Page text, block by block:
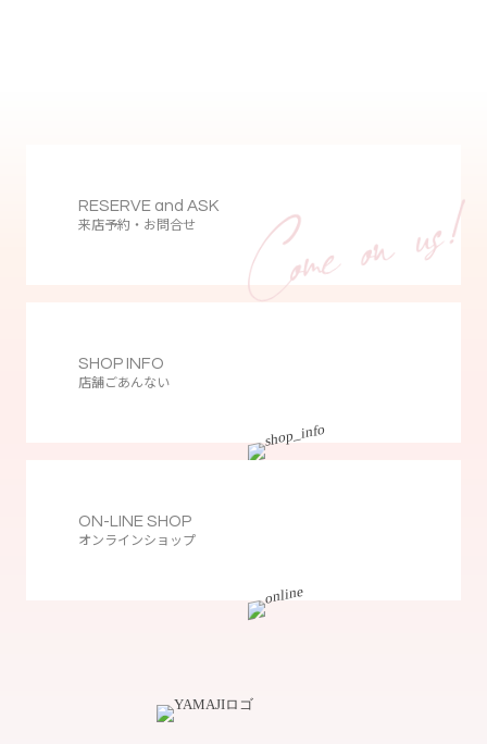
RESERVE and ASK
来店予約・お問合せ
SHOP INFO
店舗ごあんない
ON-LINE SHOP
オンラインショップ